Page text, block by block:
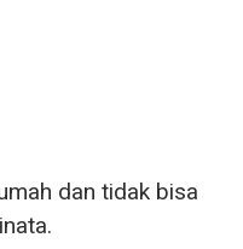
dan tidak bisa